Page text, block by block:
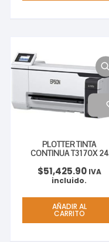
PLOTTER TINTA
CONTINUA T3170X 24
$51,425.90 IVA
incluido.
AÑADIR AL
CARRITO